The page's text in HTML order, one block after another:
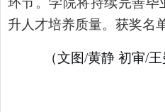
升人才培养质量。获奖名
（文图/黄静 初审/